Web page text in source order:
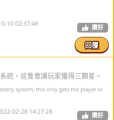
10 02:37:46 讚好
回覆
統，這隻會讓玩家獲得三顆星。
system, this only gets the player to
02-28 14:27:28 讚好